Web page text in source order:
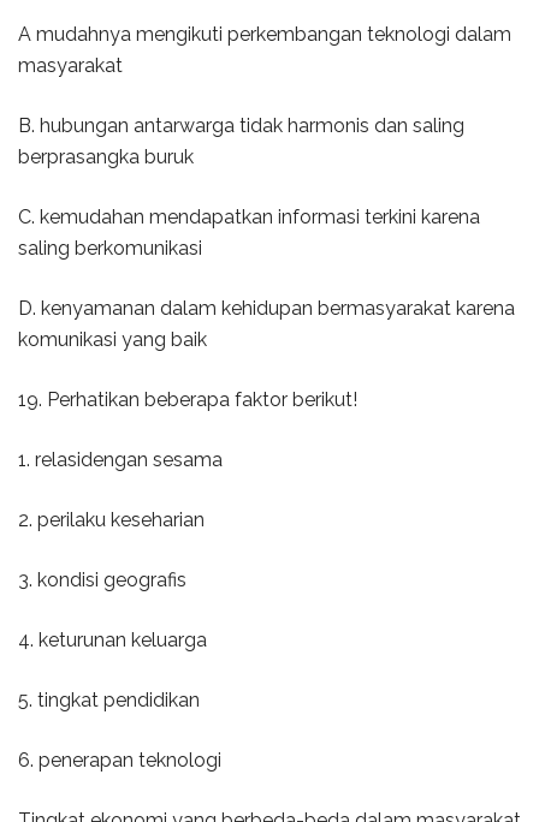
A mudahnya mengikuti perkembangan teknologi dalam
masyarakat
B. hubungan antarwarga tidak harmonis dan saling
berprasangka buruk
C. kemudahan mendapatkan informasi terkini karena
saling berkomunikasi
D. kenyamanan dalam kehidupan bermasyarakat karena
komunikasi yang baik
19. Perhatikan beberapa faktor berikut!
1. relasidengan sesama
2. perilaku keseharian
3. kondisi geografis
4. keturunan keluarga
5. tingkat pendidikan
6. penerapan teknologi